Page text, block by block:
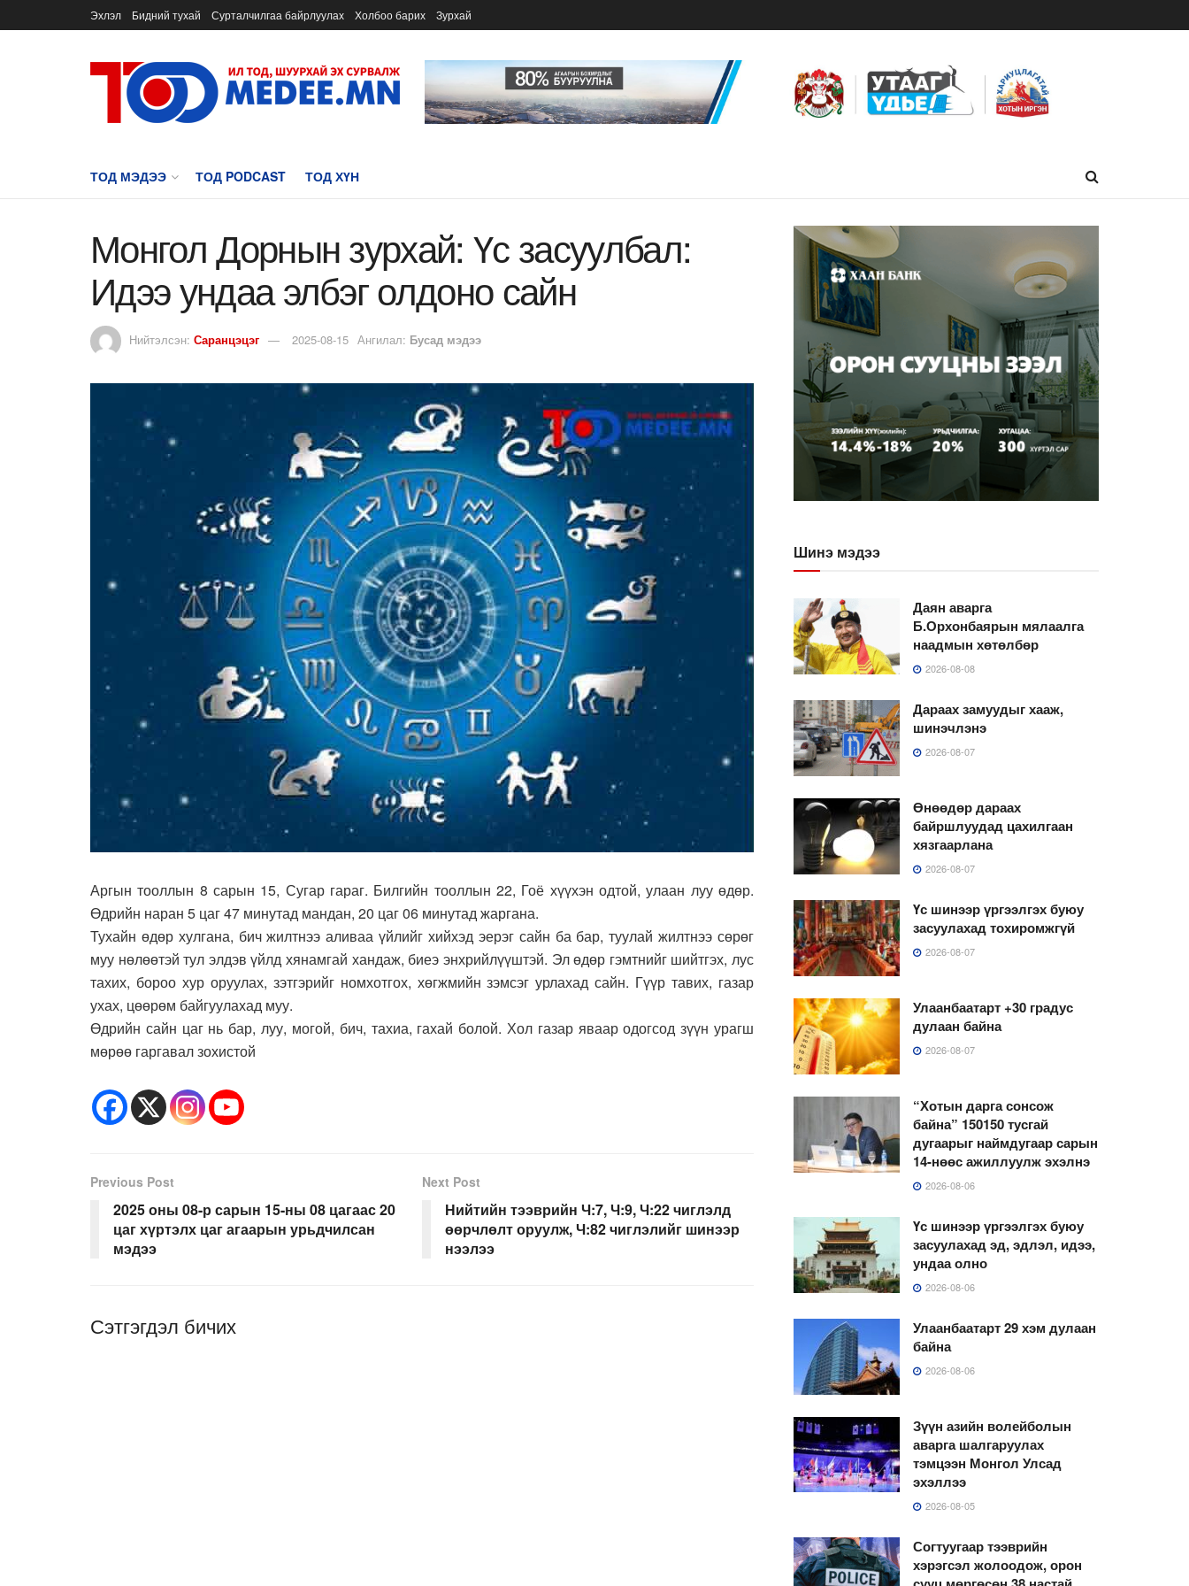
Эхлэл Бидний тухай Сурталчилгаа байрлуулах Холбоо барих Зурхай
ТОД МЭДЭЭ ТОД PODCAST ТОД ХҮН
Монгол Дорнын зурхай: Үс засуулбал:
Идээ ундаа элбэг олдоно сайн
Нийтэлсэн: Саранцэцэг 2025-08-15 Ангилал: Бусад мэдээ
Аргын тооллын 8 сарын 15, Сугар гараг. Билгийн тооллын 22, Гоё хүүхэн одтой, улаан луу өдөр.
Өдрийн наран 5 цаг 47 минутад мандан, 20 цаг 06 минутад жаргана.
Тухайн өдөр хулгана, бич жилтнээ аливаа үйлийг хийхэд эерэг сайн ба бар, туулай жилтнээ сөрөг
муу нөлөөтэй тул элдэв үйлд хянамгай хандаж, биеэ энхрийлүүштэй. Эл өдөр гэмтнийг шийтгэх, лус
тахих, бороо хур оруулах, зэтгэрийг номхотгох, хөгжмийн зэмсэг урлахад сайн. Гүүр тавих, газар
ухах, цөөрөм байгуулахад муу.
Өдрийн сайн цаг нь бар, луу, могой, бич, тахиа, гахай болой. Хол газар яваар одогсод зүүн урагш
мөрөө гаргавал зохистой
Previous Post
2025 оны 08-р сарын 15-ны 08 цагаас 20
цаг хүртэлх цаг агаарын урьдчилсан
мэдээ
Next Post
Нийтийн тээврийн Ч:7, Ч:9, Ч:22 чиглэлд
өөрчлөлт оруулж, Ч:82 чиглэлийг шинээр
нээлээ
Сэтгэгдэл бичих
Шинэ мэдээ
Даян аварга
Б.Орхонбаярын мялаалга
наадмын хөтөлбөр
2026-08-08
Дараах замуудыг хааж,
шинэчлэнэ
2026-08-07
Өнөөдөр дараах
байршлуудад цахилгаан
хязгаарлана
2026-08-07
Үс шинээр үргээлгэх буюу
засуулахад тохиромжгүй
2026-08-07
Улаанбаатарт +30 градус
дулаан байна
2026-08-07
“Хотын дарга сонсож
байна” 150150 тусгай
дугаарыг наймдугаар сарын
14-нөөс ажиллуулж эхэлнэ
2026-08-06
Үс шинээр үргээлгэх буюу
засуулахад эд, эдлэл, идээ,
ундаа олно
2026-08-06
Улаанбаатарт 29 хэм дулаан
байна
2026-08-06
Зүүн азийн волейболын
аварга шалгаруулах
тэмцээн Монгол Улсад
эхэллээ
2026-08-05
Согтуугаар тээврийн
хэрэгсэл жолоодож, орон